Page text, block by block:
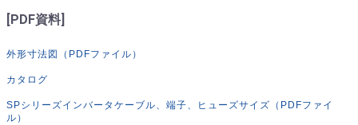
[PDF資料]
外形寸法図（PDFファイル）
カタログ
SPシリーズインバータケーブル、端子、ヒューズサイズ（PDFファイ
ル）